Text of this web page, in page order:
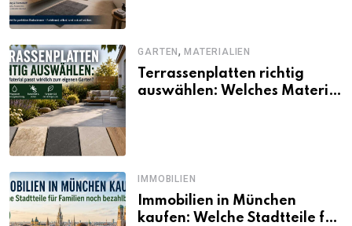
GARTEN,MATERIALIEN
Terrassenplatten richtig
auswählen: Welches Material
IMMOBILIEN
Immobilien in München
kaufen: Welche Stadtteile für